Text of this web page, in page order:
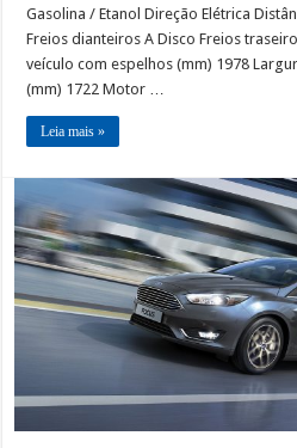
Gasolina / Etanol Direção Elétrica
Freios dianteiros A Disco Freios
veículo com espelhos (mm) 1978
(mm) 1722 Motor …
Leia mais »